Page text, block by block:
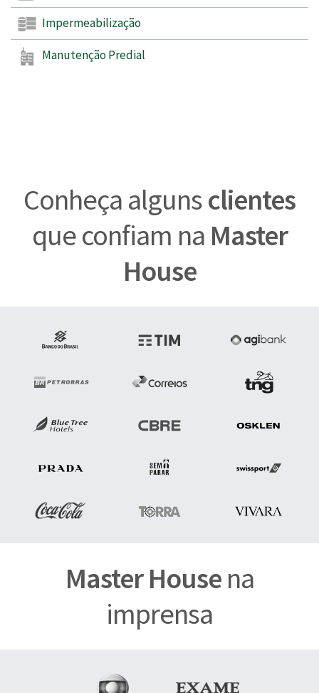
Impermeabilização
Manutenção Predial
Conheça algunsclientes
que confiam na Master
House
Master Housena
imprensa